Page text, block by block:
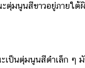
มนูนสีขาวอยู่ภายใต้
ป็นตุ่มนูนสีดำเล็ก ๆ